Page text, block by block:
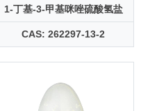
1-丁基-3-甲基咪唑硫酸氢盐
CAS: 262297-13-2